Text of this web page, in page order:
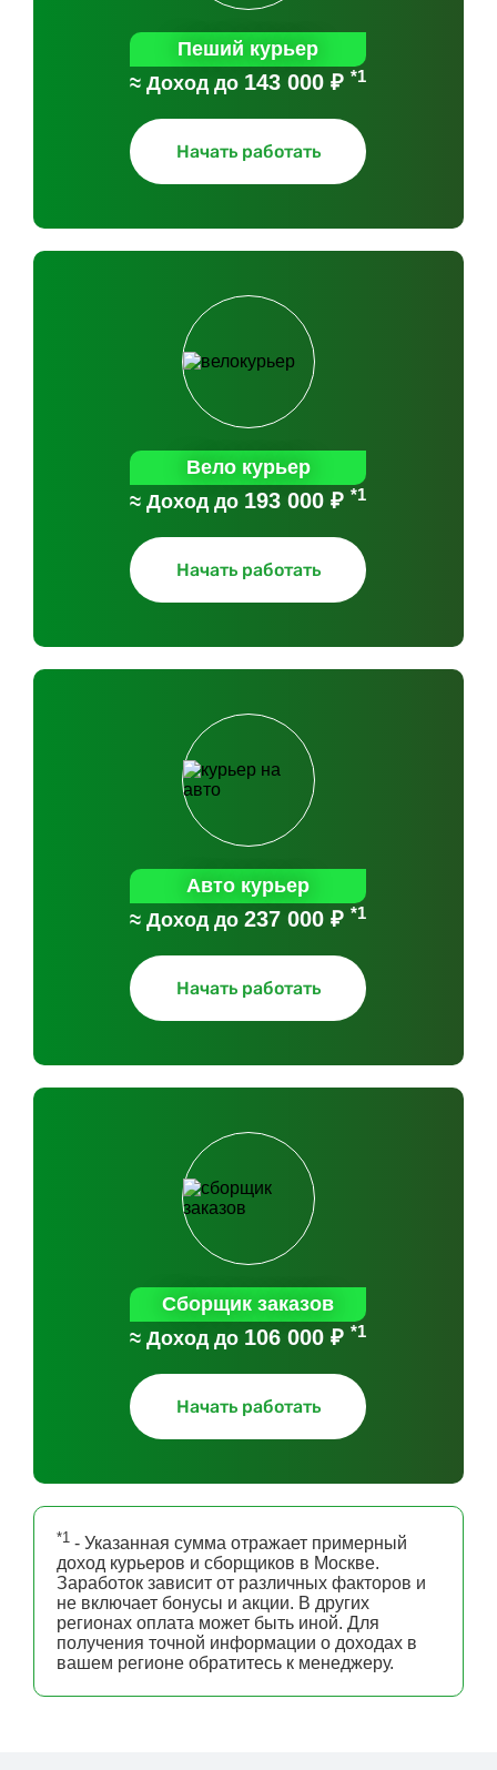
Пеший курьер
≈ Доход до 143 000 ₽*1
Начать работать
Вело курьер
≈ Доход до 193 000 ₽*1
Начать работать
Авто курьер
≈ Доход до237 000 ₽*1
Начать работать
Сборщик заказов
≈ Доход до 106 000 ₽*1
Начать работать
*1 - Указанная сумма отражает примерный
доход курьеров и сборщиков в Москве.
Заработок зависит от различных факторов и
не включает бонусы и акции. В других
регионах оплата может быть иной. Для
получения точной информации о доходах в
вашем регионе обратитесь к менеджеру.